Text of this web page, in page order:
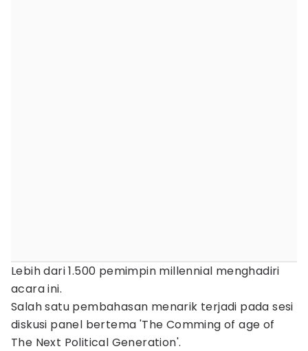
Lebih dari 1.500 pemimpin millennial menghadiri
acara ini.
Salah satu pembahasan menarik terjadi pada sesi
diskusi panel bertema 'The Comming of age of
The Next Political Generation'.